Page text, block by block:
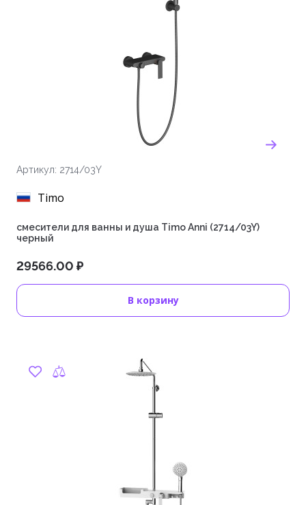
Артикул: 2714/03Y
Timo
смесители для ванны и душа Timo Anni (2714/03Y)
черный
29566.00 ₽
В корзину